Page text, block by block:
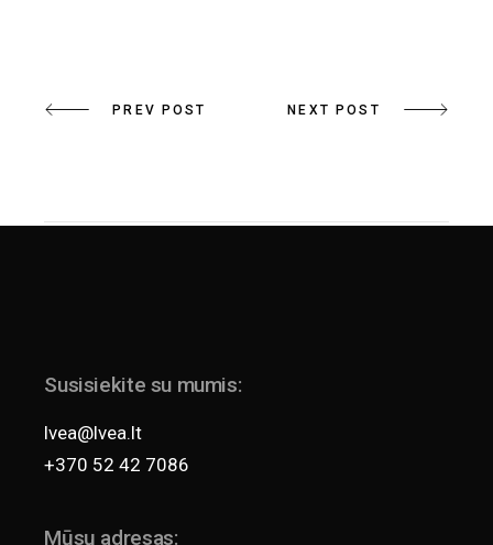
PREV POST NEXT POST
Susisiekite su mumis:
lvea@lvea.lt
+370 52 42 7086
Mūsų adresas: